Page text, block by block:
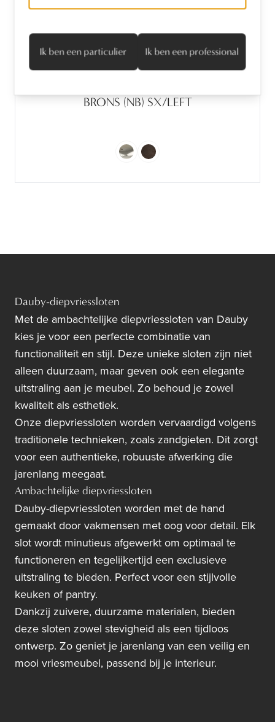
BRONS (NB) SX/LEFT
Dauby-diepvriessloten
Met de ambachtelijke diepvriessloten van Dauby
kies je voor een perfecte combinatie van
functionaliteit en stijl. Deze unieke sloten zijn niet
alleen duurzaam, maar geven ook een elegante
uitstraling aan je meubel. Zo behoud je zowel
kwaliteit als esthetiek.
Onze diepvriessloten worden vervaardigd volgens
traditionele technieken, zoals zandgieten. Dit zorgt
voor een authentieke, robuuste afwerking die
jarenlang meegaat.
Ambachtelijke diepvriessloten
Dauby-diepvriessloten worden met de hand
gemaakt door vakmensen met oog voor detail. Elk
slot wordt minutieus afgewerkt om optimaal te
functioneren en tegelijkertijd een exclusieve
uitstraling te bieden. Perfect voor een stijlvolle
keuken of pantry.
Dankzij zuivere, duurzame materialen, bieden
deze sloten zowel stevigheid als een tijdloos
ontwerp. Zo geniet je jarenlang van een veilig en
mooi vriesmeubel, passend bij je interieur.
Ik ben een particulier Ik ben een professional